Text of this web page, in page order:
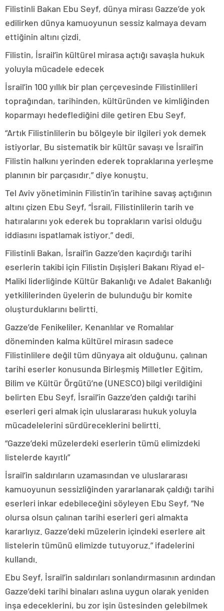
Filistinli Bakan Ebu Seyf, dünya mirası Gazze’de yok
edilirken dünya kamuoyunun sessiz kalmaya devam
ettiğinin altını çizdi.
Filistin, İsrail’in kültürel mirasa açtığı savaşla hukuk
yoluyla mücadele edecek
İsrail’in 100 yıllık bir plan çerçevesinde Filistinlileri
toprağından, tarihinden, kültüründen ve kimliğinden
koparmayı hedeflediğini dile getiren Ebu Seyf,
“Artık Filistinlilerin bu bölgeyle bir ilgileri yok demek
istiyorlar. Bu sistematik bir kültür savaşı ve İsrail’in
Filistin halkını yerinden ederek topraklarına yerleşme
planının bir parçasıdır.” diye konuştu.
Tel Aviv yönetiminin Filistin’in tarihine savaş açtığının
altını çizen Ebu Seyf, “İsrail, Filistinlilerin tarih ve
hatıralarını yok ederek bu toprakların varisi olduğu
iddiasını ispatlamak istiyor.” dedi.
Filistinli Bakan, İsrail’in Gazze’den kaçırdığı tarihi
eserlerin takibi için Filistin Dışişleri Bakanı Riyad el-
Maliki liderliğinde Kültür Bakanlığı ve Adalet Bakanlığı
yetkililerinden üyelerin de bulunduğu bir komite
oluşturduklarını belirtti.
Gazze’de Fenikeliler, Kenanlılar ve Romalılar
döneminden kalma kültürel mirasın sadece
Filistinlilere değil tüm dünyaya ait olduğunu, çalınan
tarihi eserler konusunda Birleşmiş Milletler Eğitim,
Bilim ve Kültür Örgütü’ne (UNESCO) bilgi verildiğini
belirten Ebu Seyf, İsrail’in Gazze’den çaldığı tarihi
eserleri geri almak için uluslararası hukuk yoluyla
mücadelelerini sürdüreceklerini belirtti.
“Gazze’deki müzelerdeki eserlerin tümü elimizdeki
listelerde kayıtlı”
İsrail’in saldırıların uzamasından ve uluslararası
kamuoyunun sessizliğinden yararlanarak çaldığı tarihi
eserleri inkar edebileceğini söyleyen Ebu Seyf, “Ne
olursa olsun çalınan tarihi eserleri geri almakta
kararlıyız. Gazze’deki müzelerin içindeki eserlere ait
listelerin tümünü elimizde tutuyoruz.” ifadelerini
kullandı.
Ebu Seyf, İsrail’in saldırıları sonlandırmasının ardından
Gazze’deki tarihi binaları aslına uygun olarak yeniden
inşa edeceklerini, bu zor işin üstesinden gelebilmek